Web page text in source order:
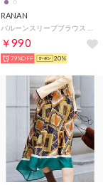
RANAN
￥990
79%OFF 20%